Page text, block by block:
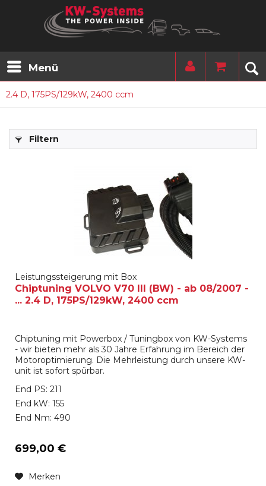
Menü
2.4 D, 175PS/129kW, 2400 ccm
Filtern
Leistungssteigerung mit Box
Chiptuning VOLVO V70 III (BW) - ab 08/2007 -
... 2.4 D, 175PS/129kW, 2400 ccm
Chiptuning mit Powerbox / Tuningbox von KW-Systems
- wir bieten mehr als 30 Jahre Erfahrung im Bereich der
Motoroptimierung. Die Mehrleistung durch unsere KW-
unit ist sofort spürbar.
End PS: 211
End kW: 155
End Nm: 490
699,00 €
Merken